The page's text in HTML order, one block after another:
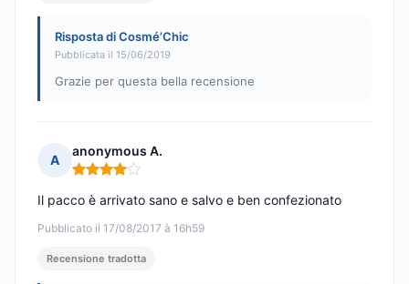
Risposta di Cosmé’Chic
Pubblicata il 15/06/2019
Grazie per questa bella recensione
A
anonymous A.
Nota: 4 su 5
Pubblicato il 17/08/2017 à 16h59
Il pacco è arrivato sano e salvo e ben confezionato
Recensione tradotta